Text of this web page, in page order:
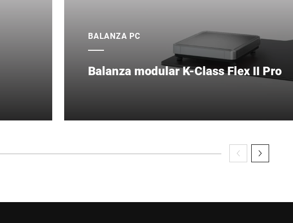
BALANZA PC
Balanza modular K-Class Flex II Pro